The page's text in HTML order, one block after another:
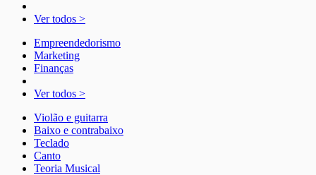
Ver todos >
Empreendedorismo
Marketing
Finanças
Ver todos >
Violão e guitarra
Baixo e contrabaixo
Teclado
Canto
Teoria Musical